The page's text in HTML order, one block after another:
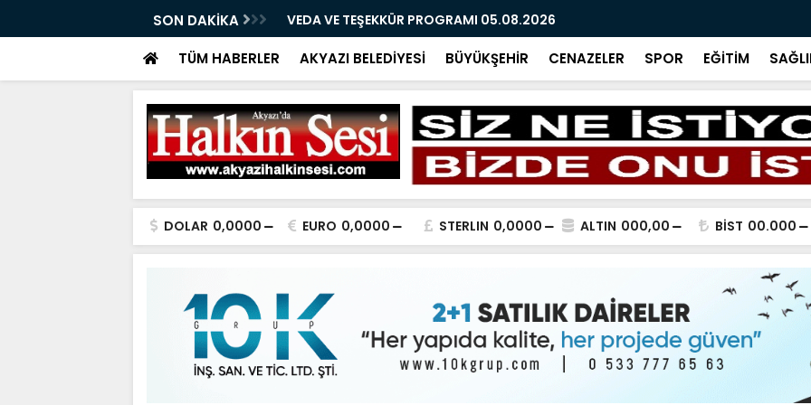
SON DAKİKA VEDA VE TEŞEKKÜR PROGRAMI 05.08.2026
TÜM HABERLER AKYAZI BELEDİYESİ BÜYÜKŞEHİR CENAZELER SPOR EĞİTİM
DOLAR 0,0000 EURO 0,0000 STERLIN 0,0000 ALTIN 000,00 BİST 00.000